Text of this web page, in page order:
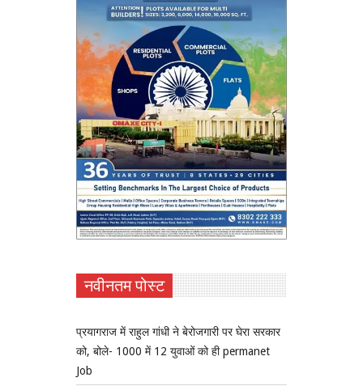
नवीनतम पोस्ट
प्रयागराज में राहुल गांधी ने बेरोजगारी पर घेरा सरकार
को, बोले- 1000 में 12 युवाओं को ही permanet
Job